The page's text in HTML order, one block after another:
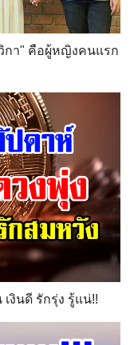
กา" คือผู้หญิงคนแรก
งินดี รักรุ่ง รู้แน่!!